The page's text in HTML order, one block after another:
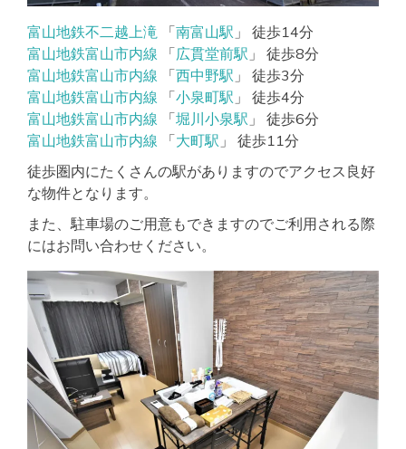
富山地鉄不二越上滝 「南富山駅 」 徒歩14分
富山地鉄富山市内線 「広貫堂前駅 」 徒歩8分
富山地鉄富山市内線 「西中野駅 」 徒歩3分
富山地鉄富山市内線 「小泉町駅 」 徒歩4分
富山地鉄富山市内線 「堀川小泉駅 」 徒歩6分
富山地鉄富山市内線 「大町駅 」 徒歩11分
徒歩圏内にたくさんの駅がありますのでアクセス良好
な物件となります。
また、駐車場のご用意もできますのでご利用される際
にはお問い合わせください。